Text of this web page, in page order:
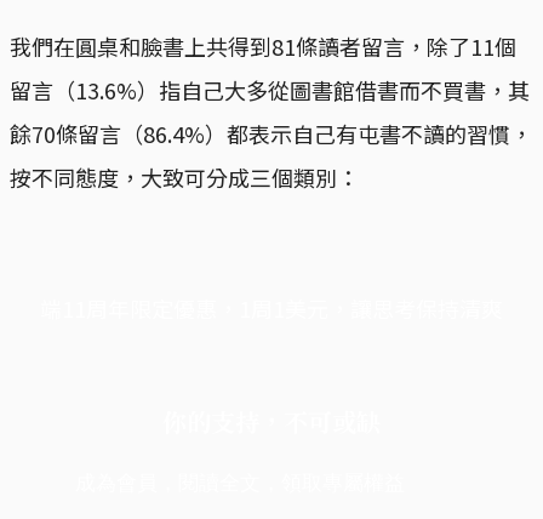
我們在圓桌和臉書上共得到81條讀者留言，除了11個
留言（13.6%）指自己大多從圖書館借書而不買書，其
餘70條留言（86.4%）都表示自己有屯書不讀的習慣，
按不同態度，大致可分成三個類別：